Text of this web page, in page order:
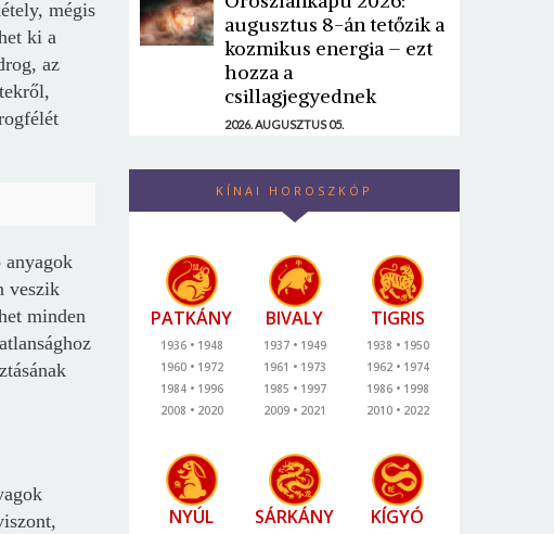
mégis
ki a
az
veszik
minden
augusztus 8-án tetőzik a
kozmikus energia – ezt
hozza a
csillagjegyednek
2026. AUGUSZTUS 05.
KÍNAI HOROSZKÓP
PATKÁNY
1936
1948
1960
1972
1984
1996
2008
2020
BIVALY
1937
1949
1961
1973
1985
1997
2009
2021
TIGRIS
1938
1950
1962
1974
1986
1998
2010
2022
NYÚL SÁRKÁNY KÍGYÓ